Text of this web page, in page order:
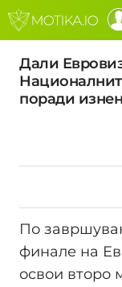
Дали
поради
По
финале на
освои второ